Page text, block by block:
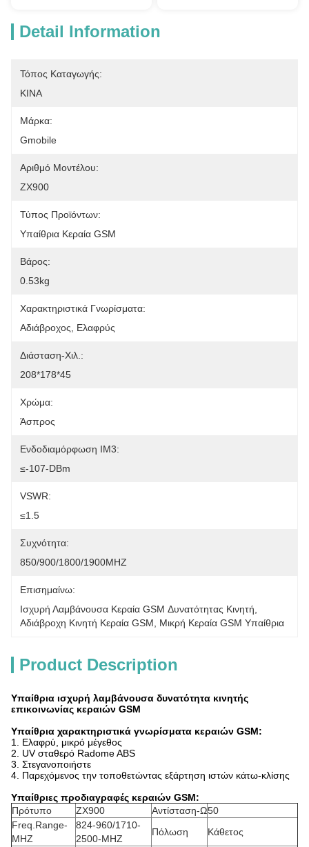
Detail Information
Τόπος Καταγωγής:
ΚΙΝΑ
Μάρκα:
Gmobile
Αριθμό Μοντέλου:
ZX900
Τύπος Προϊόντων:
Υπαίθρια Κεραία GSM
Βάρος:
0.53kg
Χαρακτηριστικά Γνωρίσματα:
Αδιάβροχος, Ελαφρύς
Διάσταση-Χιλ.:
208*178*45
Χρώμα:
Άσπρος
Ενδοδιαμόρφωση IM3:
≤-107-DBm
VSWR:
≤1.5
Συχνότητα:
850/900/1800/1900MHZ
Επισημαίνω:
Ισχυρή Λαμβάνουσα Κεραία GSM Δυνατότητας Κινητή
Αδιάβροχη Κινητή Κεραία GSM
Μικρή Κεραία GSM Υπαίθρια
Product Description
Υπαίθρια ισχυρή λαμβάνουσα δυνατότητα κινητής
επικοινωνίας κεραιών GSM
Υπαίθρια χαρακτηριστικά γνωρίσματα κεραιών GSM:
1. Ελαφρύ, μικρό μέγεθος
2. UV σταθερό Radome ABS
3. Στεγανοποιήστε
4. Παρεχόμενος την τοποθετώντας εξάρτηση ιστών κάτω-κλίσης
Υπαίθριες προδιαγραφές κεραιών GSM:
Πρότυπο
ZX900 Αντίσταση-Ω50
Freq.Range-
MHZ
824-960/1710-
2500-MHZ
Πόλωση
Κάθετος